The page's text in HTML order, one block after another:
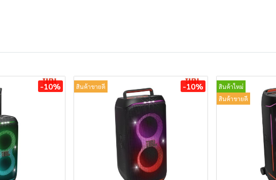
-10% สินค้าขายดี -10%
สินค้าใหม่
สินค้าขายดี